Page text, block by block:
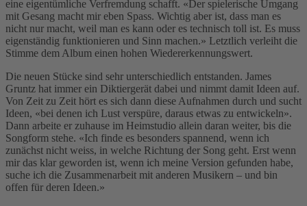
eine eigentümliche Verfremdung schafft. «Der spielerische Umgang
mit Gesang macht mir eben Spass. Wichtig aber ist, dass man es
nicht nur macht, weil man es kann oder es technisch toll ist. Es muss
eigenständig funktionieren und Sinn machen.» Letztlich verleiht die
Stimme dem Album einen hohen Wiedererkennungswert.
Die neuen Stücke sind sehr unterschiedlich entstanden. James
Gruntz hat immer ein Diktiergerät dabei und nimmt damit Ideen auf.
Von Zeit zu Zeit hört es sich dann diese Aufnahmen durch und sucht
Ideen, «bei denen ich Lust verspüre, daraus etwas zu entwickeln».
Dann arbeite er zuhause im Heimstudio allein daran weiter, bis die
Songform stehe. «Ich finde es besonders spannend, wenn ich
zunächst nicht weiss, in welche Richtung der Song geht. Erst wenn
mir das klar geworden ist, wenn ich meine Version gefunden habe,
suche ich die Zusammenarbeit mit anderen Musikern – und bin
offen für deren Ideen.»